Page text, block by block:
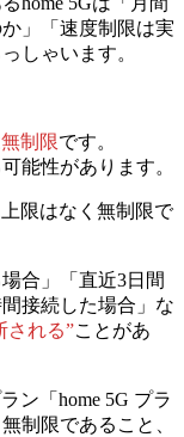
」「速度制限は実
しゃいます。
無制限です。
能性があります。
限はなく無制限で
合」「直近3日間
接続した場合」な
される”ことがあ
ン「home 5G プラ
制限であること、